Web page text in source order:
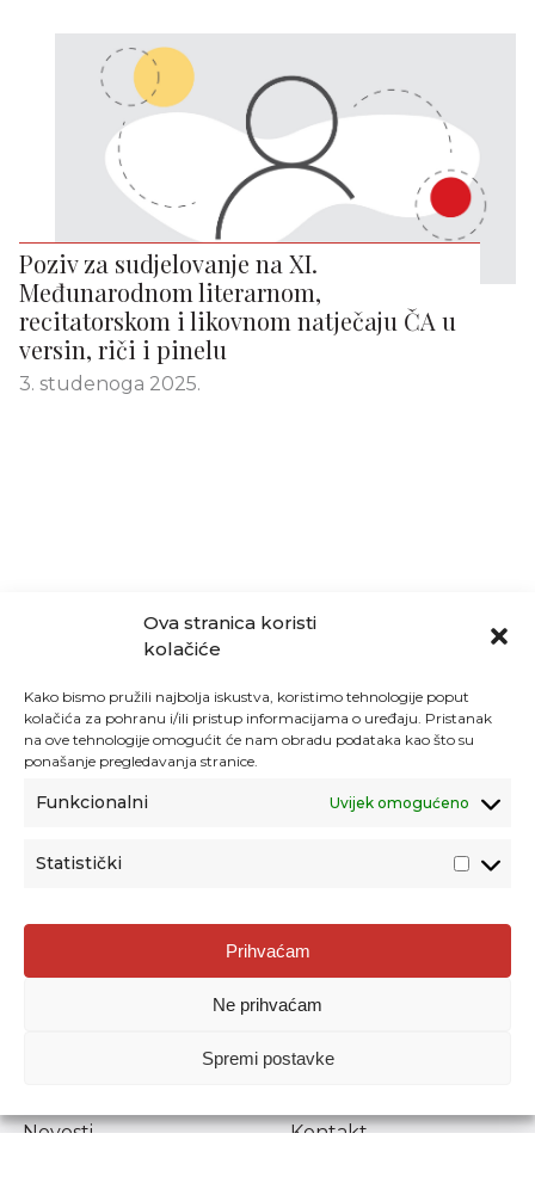
Ova stranica koristi
kolačiće
Kako bismo pružili najbolja iskustva, koristimo tehnologije poput
kolačića za pohranu i/ili pristup informacijama o uređaju. Pristanak
na ove tehnologije omogućit će nam obradu podataka kao što su
ponašanje pregledavanja stranice.
Funkcionalni Uvijek omogućeno
Statistički
Prihvaćam
Ne prihvaćam
Spremi postavke
Poziv za sudjelovanje na XI.
Međunarodnom literarnom,
recitatorskom i likovnom natječaju ČA u
versin, riči i pinelu
3. studenoga 2025.
Agencija za odgoj i obrazovanje
Donje Svetice 38, 10000 Zagreb
1778129
Prenošenje sadržaja dopušteno je uz navođenje izvora.
Novosti
Kontakt